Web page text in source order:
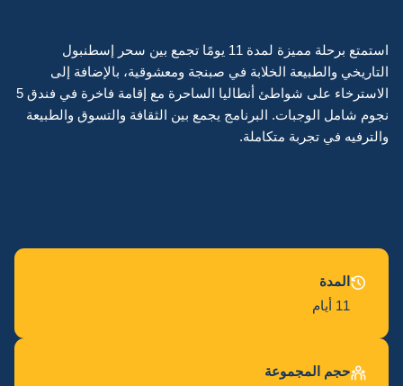
استمتع برحلة مميزة لمدة 11 يومًا تجمع بين سحر إسطنبول
التاريخي والطبيعة الخلابة في صبنجة ومعشوقية، بالإضافة إلى
الاسترخاء على شواطئ أنطاليا الساحرة مع إقامة فاخرة في فندق 5
نجوم شامل الوجبات. البرنامج يجمع بين الثقافة والتسوق والطبيعة
والترفيه في تجربة متكاملة.
المدة
11 أيام
حجم المجموعة